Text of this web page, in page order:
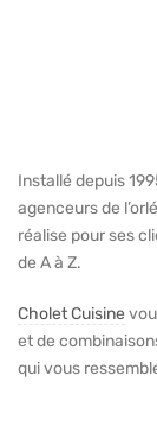
Installé depuis
agenceurs de
réalise pour ses
de A à Z.
Cholet Cuisine
et de
qui vous